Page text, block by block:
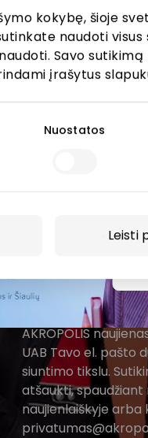
kokybę, šioje
naudoti
Savo
įrašytus
Nuostatos
Leisti
prie
apie geriausius
Spustelėdamas
AKROPOLIS
UAB Tavo el. pašto
siuntimo tikslu.
atšaukti,
naujienlaiškyje arba